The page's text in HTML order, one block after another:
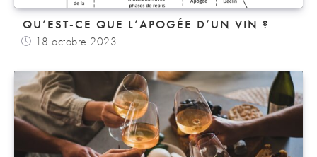
QU’EST-CE QUE L’APOGÉE D’UN VIN ?
18 octobre 2023